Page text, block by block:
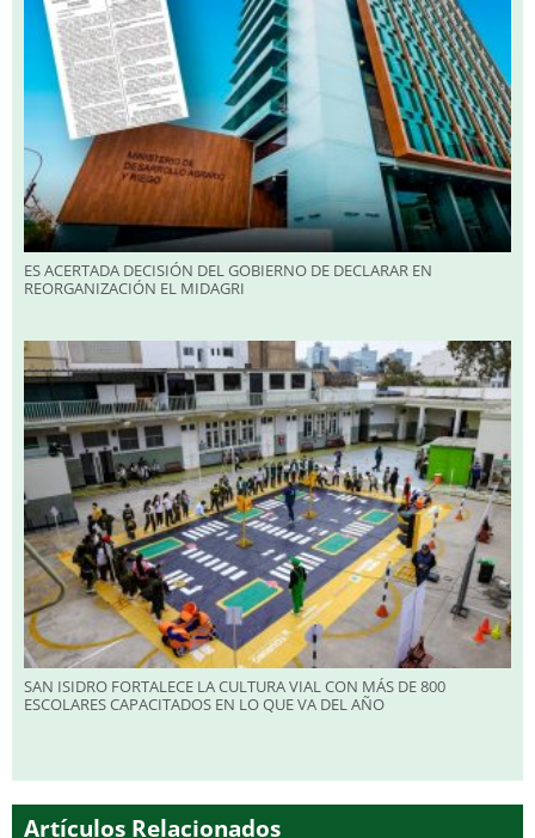
ES ACERTADA DECISIÓN DEL GOBIERNO DE DECLARAR EN
REORGANIZACIÓN EL MIDAGRI
SAN ISIDRO FORTALECE LA CULTURA VIAL CON MÁS DE 800
ESCOLARES CAPACITADOS EN LO QUE VA DEL AÑO
Artículos Relacionados